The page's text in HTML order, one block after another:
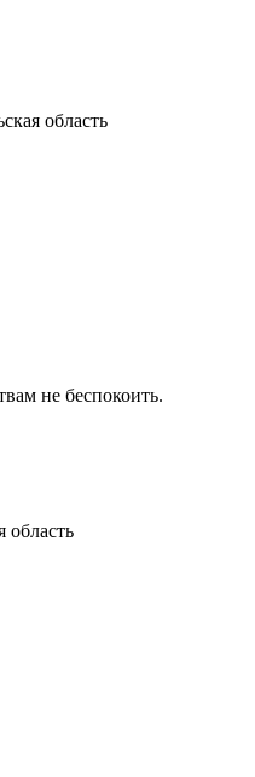
область
не беспокоить.
область